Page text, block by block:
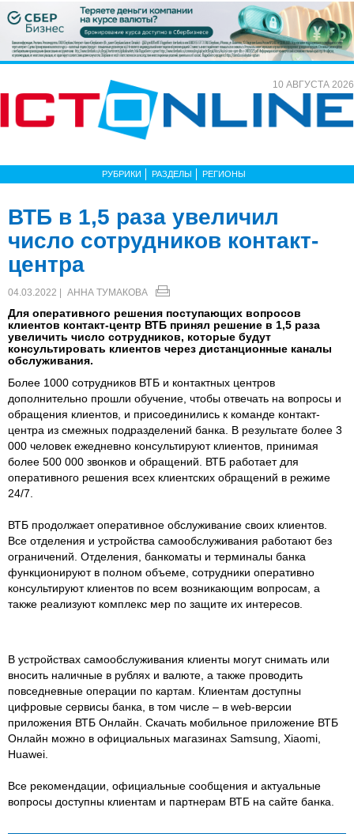
10 АВГУСТА 2026
РУБРИКИ РАЗДЕЛЫ РЕГИОНЫ
ВТБ в 1,5 раза увеличил
число сотрудников контакт-
центра
04.03.2022 | АННА ТУМАКОВА
Для оперативного решения поступающих вопросов
клиентов контакт-центр ВТБ принял решение в 1,5 раза
увеличить число сотрудников, которые будут
консультировать клиентов через дистанционные каналы
обслуживания.
Более 1000 сотрудников ВТБ и контактных центров
дополнительно прошли обучение, чтобы отвечать на вопросы и
обращения клиентов, и присоединились к команде контакт-
центра из смежных подразделений банка. В результате более 3
000 человек ежедневно консультируют клиентов, принимая
более 500 000 звонков и обращений. ВТБ работает для
оперативного решения всех клиентских обращений в режиме
24/7.
ВТБ продолжает оперативное обслуживание своих клиентов.
Все отделения и устройства самообслуживания работают без
ограничений. Отделения, банкоматы и терминалы банка
функционируют в полном объеме, сотрудники оперативно
консультируют клиентов по всем возникающим вопросам, а
также реализуют комплекс мер по защите их интересов.
В устройствах самообслуживания клиенты могут снимать или
вносить наличные в рублях и валюте, а также проводить
повседневные операции по картам. Клиентам доступны
цифровые сервисы банка, в том числе – в web-версии
приложения ВТБ Онлайн. Скачать мобильное приложение ВТБ
Онлайн можно в официальных магазинах Samsung, Xiaomi,
Huawei.
Все рекомендации, официальные сообщения и актуальные
вопросы доступны клиентам и партнерам ВТБ на сайте банка.